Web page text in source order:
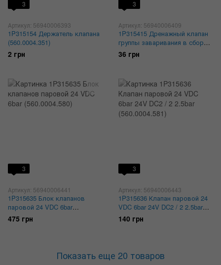
3
Артикул: 56940006393
1P315154 Держатель клапана
(560.0004.351)
2 грн
3
Артикул: 56940006409
1P315415 Дренажный клапан
группы заваривания в сборе
(560.0004.464)
36 грн
3
Артикул: 56940006441
1P315635 Блок клапанов
паровой 24 VDC 6bar
(560.0004.580)
475 грн
3
Артикул: 56940006443
1P315636 Клапан паровой 24
VDC 6bar 24V DC2 / 2 2.5bar
(560.0004.581)
140 грн
Показать еще 20 товаров